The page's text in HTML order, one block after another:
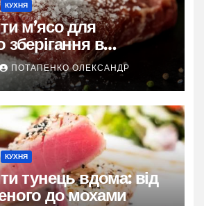
КУХНЯ
м’ясо для
зберігання в
ПОТАПЕНКО ОЛЕКСАНДР
КУХНЯ
тунець вдома: від
до мохами